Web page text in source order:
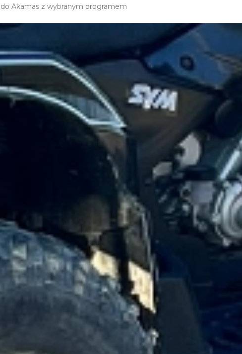
Akamas z wybranym programem